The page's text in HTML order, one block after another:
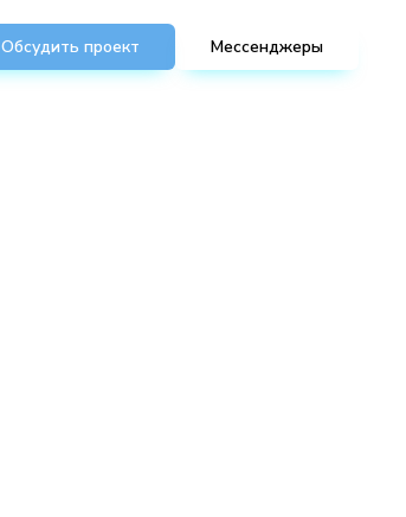
Обсудить проект Мессенджеры